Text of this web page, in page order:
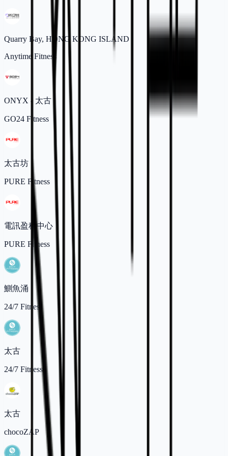
Quarry Bay, HONG KONG ISLAND
Anytime Fitness
ONYX - 太古
GO24 Fitness
太古坊
PURE Fitness
電訊盈科中心
PURE Fitness
鰂魚涌
24/7 Fitness
太古
24/7 Fitness
太古
chocoZAP